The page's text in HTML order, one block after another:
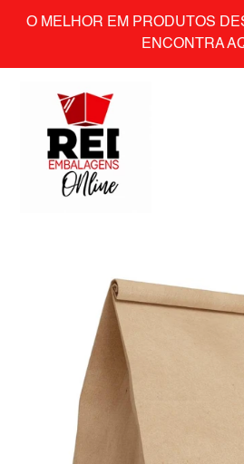
O MELHOR EM PRODUTOS
ENCONTRA